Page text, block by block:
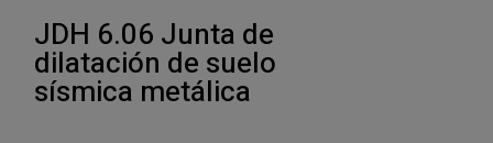
JDH 6.06 Junta de
dilatación de suelo
sísmica metálica